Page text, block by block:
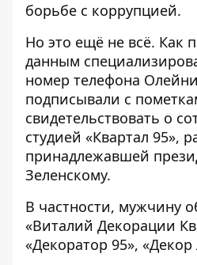
борьбе с коррупцией.
Но это ещё не всё. Как
данным
номер телефона
подписывали с
свидетельствовать о
студией «Квартал 95»,
принадлежавшей
Зеленскому.
В частности, мужчину
«Виталий Декорации
«Декоратор 95»,